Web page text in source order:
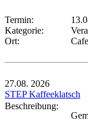
Termin:
Kategorie:
Ort:
27.08. 2026
STEP Kaffeeklatsch
Beschreibung: